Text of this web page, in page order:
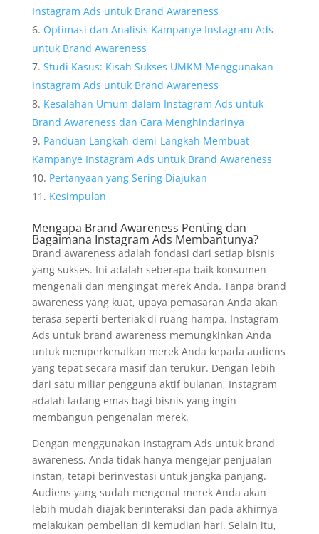
Instagram Ads untuk Brand Awareness
Optimasi dan Analisis Kampanye Instagram Ads
untuk Brand Awareness
Studi Kasus: Kisah Sukses UMKM Menggunakan
Instagram Ads untuk Brand Awareness
Kesalahan Umum dalam Instagram Ads untuk
Brand Awareness dan Cara Menghindarinya
Panduan Langkah-demi-Langkah Membuat
Kampanye Instagram Ads untuk Brand Awareness
Pertanyaan yang Sering Diajukan
Kesimpulan
Mengapa Brand Awareness Penting dan
Bagaimana Instagram Ads Membantunya?
Brand awareness adalah fondasi dari setiap bisnis
yang sukses. Ini adalah seberapa baik konsumen
mengenali dan mengingat merek Anda. Tanpa brand
awareness yang kuat, upaya pemasaran Anda akan
terasa seperti berteriak di ruang hampa. Instagram
Ads untuk brand awareness memungkinkan Anda
untuk memperkenalkan merek Anda kepada audiens
yang tepat secara masif dan terukur. Dengan lebih
dari satu miliar pengguna aktif bulanan, Instagram
adalah ladang emas bagi bisnis yang ingin
membangun pengenalan merek.
Dengan menggunakan Instagram Ads untuk brand
awareness, Anda tidak hanya mengejar penjualan
instan, tetapi berinvestasi untuk jangka panjang.
Audiens yang sudah mengenal merek Anda akan
lebih mudah diajak berinteraksi dan pada akhirnya
melakukan pembelian di kemudian hari. Selain itu,